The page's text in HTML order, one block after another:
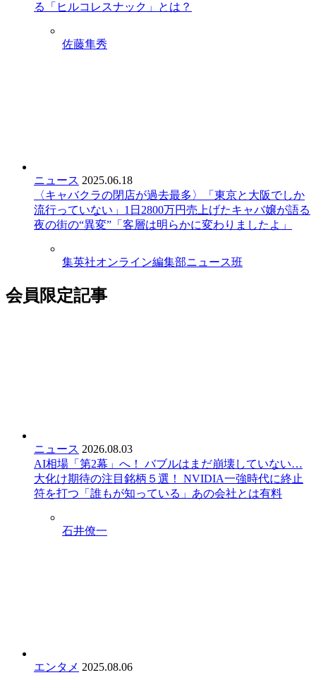
る「ヒルコレスナック」とは？
佐藤隼秀
ニュース 2025.06.18
〈キャバクラの閉店が過去最多〉「東京と大阪でしか
流行っていない」1日2800万円売上げたキャバ嬢が語る
夜の街の“異変”「客層は明らかに変わりましたよ」
集英社オンライン編集部ニュース班
会員限定記事
ニュース 2026.08.03
AI相場「第2幕」へ！ バブルはまだ崩壊していない…
大化け期待の注目銘柄５選！ NVIDIA一強時代に終止
符を打つ「誰もが知っている」あの会社とは有料
石井僚一
エンタメ 2025.08.06